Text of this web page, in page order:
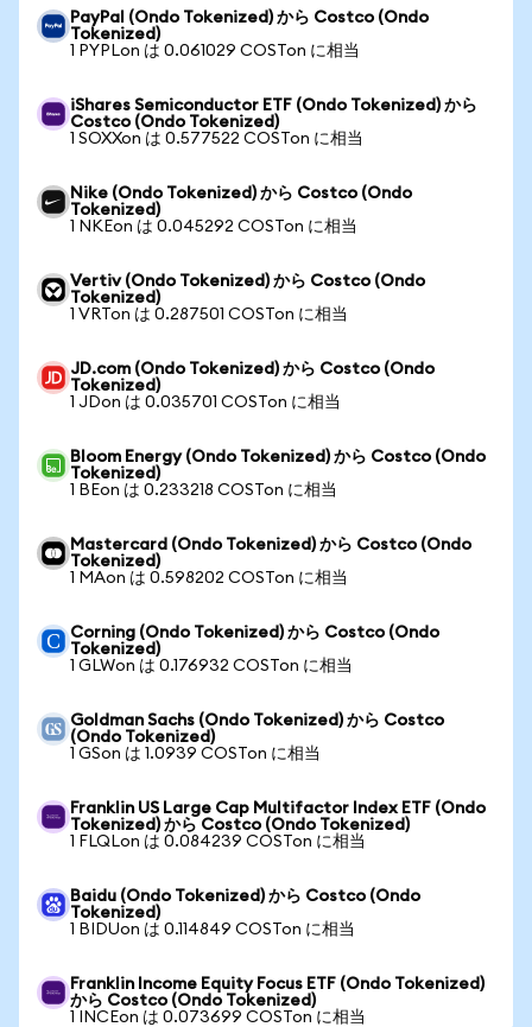
PayPal (Ondo Tokenized) から Costco (Ondo
Tokenized)
1 PYPLon は 0.061029 COSTon に相当
iShares Semiconductor ETF (Ondo Tokenized) から
Costco (Ondo Tokenized)
1 SOXXon は 0.577522 COSTon に相当
Nike (Ondo Tokenized) から Costco (Ondo
Tokenized)
1 NKEon は 0.045292 COSTon に相当
Vertiv (Ondo Tokenized) から Costco (Ondo
Tokenized)
1 VRTon は 0.287501 COSTon に相当
JD.com (Ondo Tokenized) から Costco (Ondo
Tokenized)
1 JDon は 0.035701 COSTon に相当
Bloom Energy (Ondo Tokenized) から Costco (Ondo
Tokenized)
1 BEon は 0.233218 COSTon に相当
Mastercard (Ondo Tokenized) から Costco (Ondo
Tokenized)
1 MAon は 0.598202 COSTon に相当
Corning (Ondo Tokenized) から Costco (Ondo
Tokenized)
1 GLWon は 0.176932 COSTon に相当
Goldman Sachs (Ondo Tokenized) から Costco
(Ondo Tokenized)
1 GSon は 1.0939 COSTon に相当
Franklin US Large Cap Multifactor Index ETF (Ondo
Tokenized) から Costco (Ondo Tokenized)
1 FLQLon は 0.084239 COSTon に相当
Baidu (Ondo Tokenized) から Costco (Ondo
Tokenized)
1 BIDUon は 0.114849 COSTon に相当
Franklin Income Equity Focus ETF (Ondo Tokenized)
から Costco (Ondo Tokenized)
1 INCEon は 0.073699 COSTon に相当